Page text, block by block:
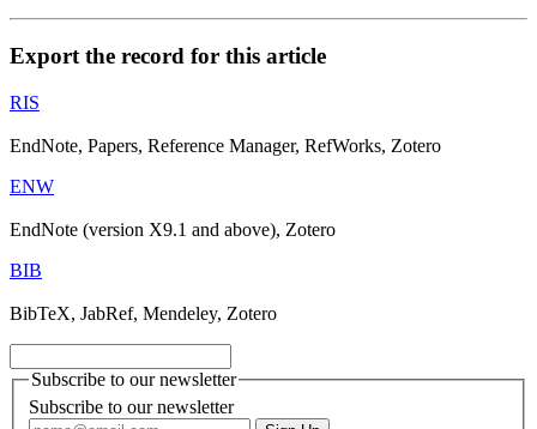
Export the record for this article
RIS
EndNote, Papers, Reference Manager, RefWorks, Zotero
ENW
EndNote (version X9.1 and above), Zotero
BIB
BibTeX, JabRef, Mendeley, Zotero
Subscribe to our newsletter
Subscribe to our newsletter